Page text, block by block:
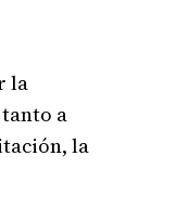
la
a
la